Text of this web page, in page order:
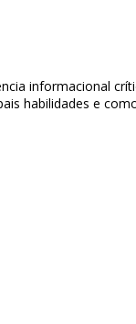
informacional
habilidades e